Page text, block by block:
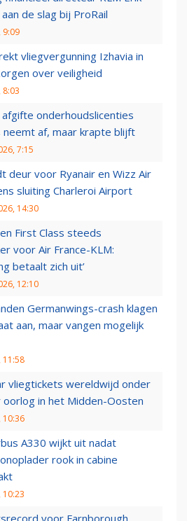
de slag bij ProRail
9:09
vliegvergunning Izhavia in
over veiligheid
8:03
onderhoudslicenties
af, maar krapte blijft
7:15
deur voor Ryanair en Wizz Air
sluiting Charleroi Airport
14:30
First Class steeds
voor Air France-KLM:
betaalt zich uit’
12:10
Germanwings-crash klagen
aan, maar vangen mogelijk
11:58
vliegtickets wereldwijd onder
oorlog in het Midden-Oosten
10:36
A330 wijkt uit nadat
rook in cabine
10:23